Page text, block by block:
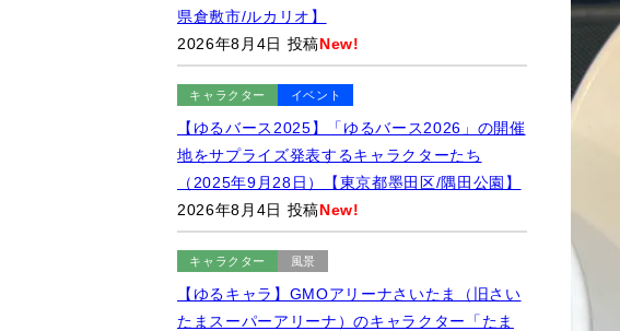
県倉敷市/ルカリオ】
2026年8月4日 投稿New!
キャラクター イベント
【ゆるバース2025】「ゆるバース2026」の開催
地をサプライズ発表するキャラクターたち
（2025年9月28日）【東京都墨田区/隅田公園】
2026年8月4日 投稿New!
キャラクター 風景
【ゆるキャラ】GMOアリーナさいたま（旧さい
たまスーパーアリーナ）のキャラクター「たま